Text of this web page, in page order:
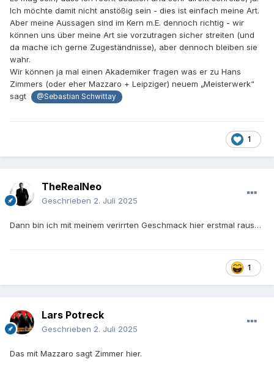
Ich möchte damit nicht anstößig sein - dies ist einfach meine Art.
Aber meine Aussagen sind im Kern m.E. dennoch richtig - wir
können uns über meine Art sie vorzutragen sicher streiten (und
da mache ich gerne Zugeständnisse), aber dennoch bleiben sie
wahr.
Wir können ja mal einen Akademiker fragen was er zu Hans
Zimmers (oder eher Mazzaro + Leipziger) neuem „Meisterwerk“
sagt
@Sebastian Schwittay
1
TheRealNeo
Geschrieben 2. Juli 2025
Dann bin ich mit meinem verirrten Geschmack hier erstmal raus…
1
Lars Potreck
Geschrieben 2. Juli 2025
Das mit Mazzaro sagt Zimmer hier.